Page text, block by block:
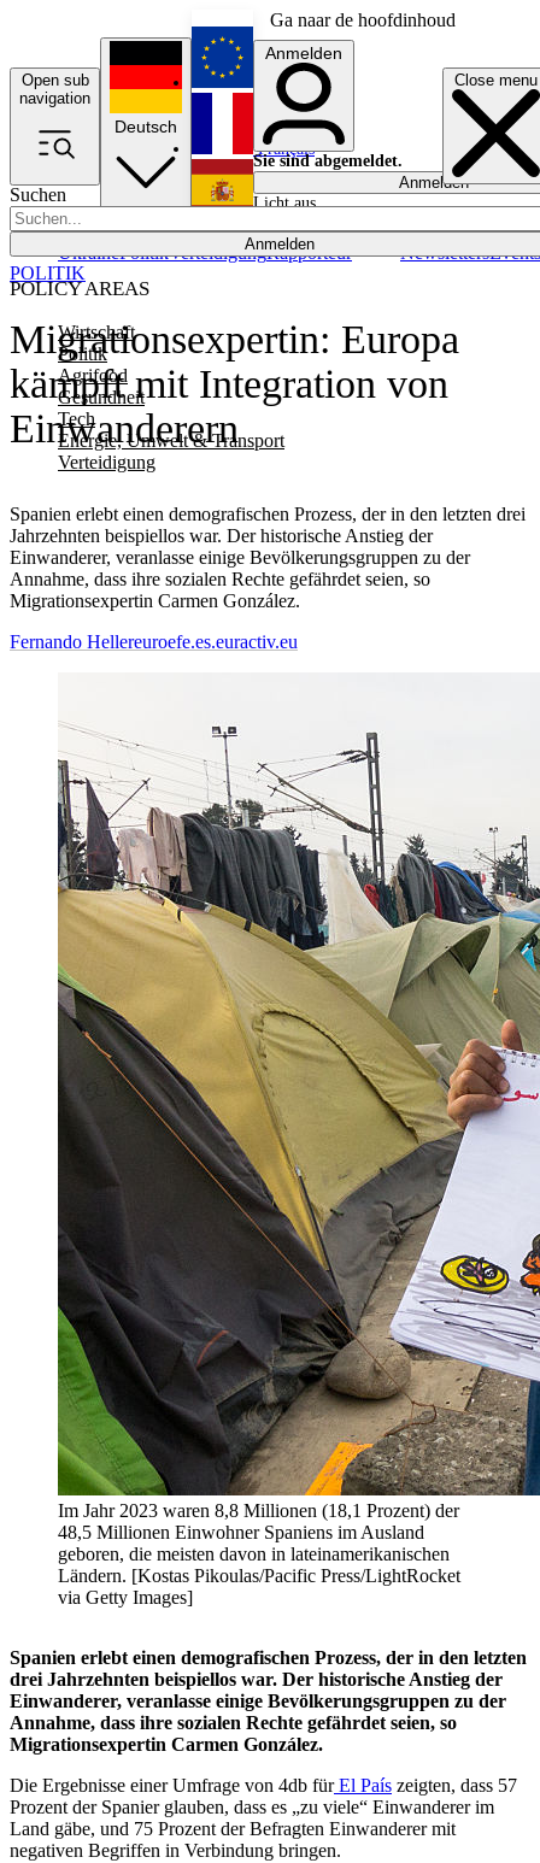
Ga naar de hoofdinhoud
Open sub
navigation
Close menu
Suchen
Anmelden
POLICY AREAS
Wirtschaft
Politik
Agrifood
Gesundheit
Tech
Energie, Umwelt & Transport
Verteidigung
UkrainePolitikVerteidigungRapporteur NewslettersEvents
Deutsch
English
Français
Anmelden
Sie sind abgemeldet.
Anmelden
Licht aus
Migrationsexpertin: Europa
kämpft mit Integration von
Einwanderern
Spanien erlebt einen demografischen Prozess, der in den letzten drei
Jahrzehnten beispiellos war. Der historische Anstieg der
Einwanderer, veranlasse einige Bevölkerungsgruppen zu der
Annahme, dass ihre sozialen Rechte gefährdet seien, so
Migrationsexpertin Carmen González.
POLITIK
Fernando Hellereuroefe.es.euractiv.eu
Im Jahr 2023 waren 8,8 Millionen (18,1 Prozent) der
48,5 Millionen Einwohner Spaniens im Ausland
geboren, die meisten davon in lateinamerikanischen
Ländern. [Kostas Pikoulas/Pacific Press/LightRocket
via Getty Images]
Spanien erlebt einen demografischen Prozess, der in den letzten
drei Jahrzehnten beispiellos war. Der historische Anstieg der
Einwanderer, veranlasse einige Bevölkerungsgruppen zu der
Annahme, dass ihre sozialen Rechte gefährdet seien, so
Migrationsexpertin Carmen González.
Die Ergebnisse einer Umfrage von 4db für El País zeigten, dass 57
Prozent der Spanier glauben, dass es „zu viele“ Einwanderer im
Land gäbe, und 75 Prozent der Befragten Einwanderer mit
negativen Begriffen in Verbindung bringen.